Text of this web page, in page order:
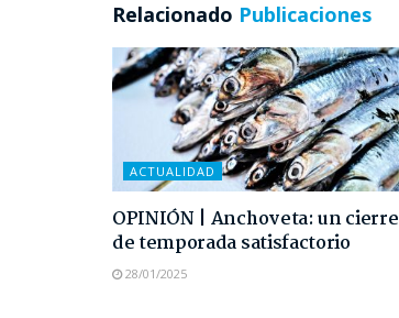
Relacionado Publicaciones
ACTUALIDAD
OPINIÓN | Anchoveta: un cierre
de temporada satisfactorio
28/01/2025